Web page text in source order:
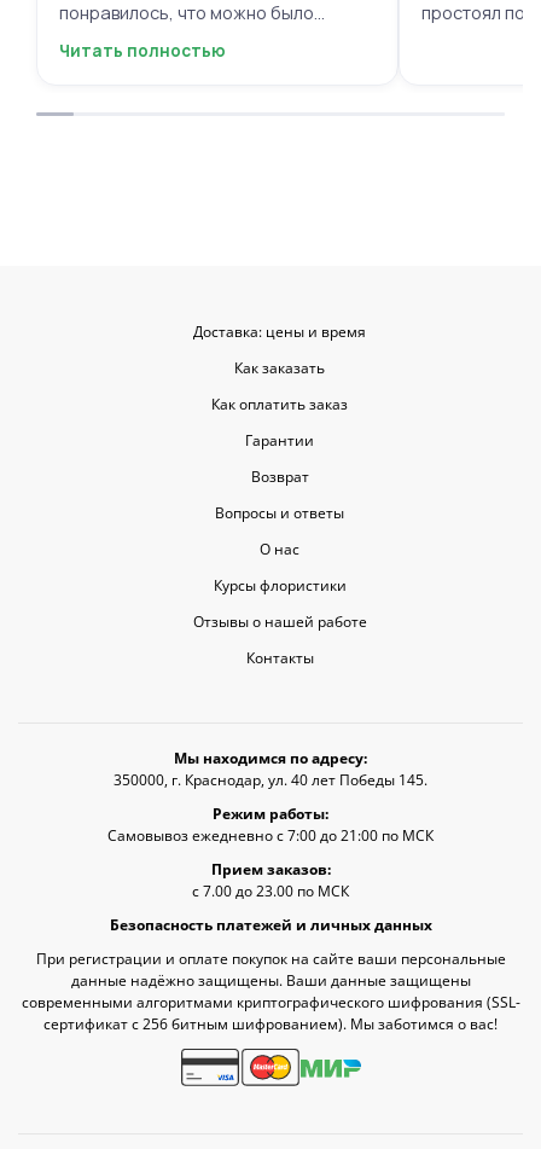
понравилось, что можно было
выбрать цветы и оформить заказ
время, и цветы были свежие и
Читать полностью
простоял
Доставка: цены и время
Как заказать
Как оплатить заказ
Гарантии
Возврат
Вопросы и ответы
О нас
Курсы флористики
Отзывы о нашей работе
Контакты
Мы находимся по адресу:
350000, г. Краснодар, ул. 40 лет Победы 145.
Режим работы:
Самовывоз ежедневно с 7:00 до 21:00 по МСК
Прием заказов:
с 7.00 до 23.00 по МСК
Безопасность платежей и личных данных
При регистрации и оплате покупок на сайте ваши персональные
данные надёжно защищены. Ваши данные защищены
современными алгоритмами криптографического шифрования (SSL-
сертификат c 256 битным шифрованием). Мы заботимся о вас!